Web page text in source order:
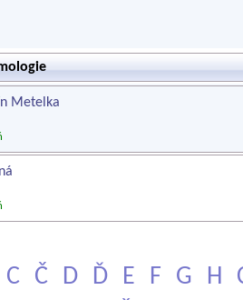
Metelka
C Č D Ď E F G H